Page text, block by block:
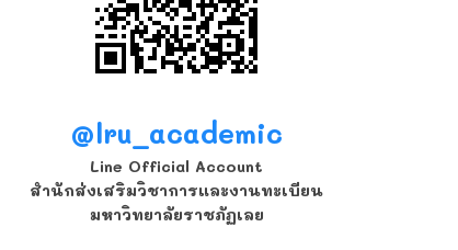
@lru_academic
Line Official Account
สำนักส่งเสริมวิชาการและงานทะเบียน
มหาวิทยาลัยราชภัฏเลย